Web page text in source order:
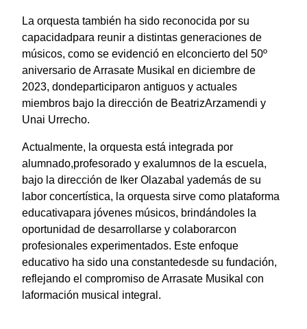
La orquesta también ha sido reconocida por su
capacidadpara reunir a distintas generaciones de
músicos, como se evidenció en elconcierto del 50º
aniversario de Arrasate Musikal en diciembre de
2023, dondeparticiparon antiguos y actuales
miembros bajo la dirección de BeatrizArzamendi y
Unai Urrecho.
Actualmente, la orquesta está integrada por
alumnado,profesorado y exalumnos de la escuela,
bajo la dirección de Iker Olazabal yademás de su
labor concertística, la orquesta sirve como plataforma
educativapara jóvenes músicos, brindándoles la
oportunidad de desarrollarse y colaborarcon
profesionales experimentados. Este enfoque
educativo ha sido una constantedesde su fundación,
reflejando el compromiso de Arrasate Musikal con
laformación musical integral.